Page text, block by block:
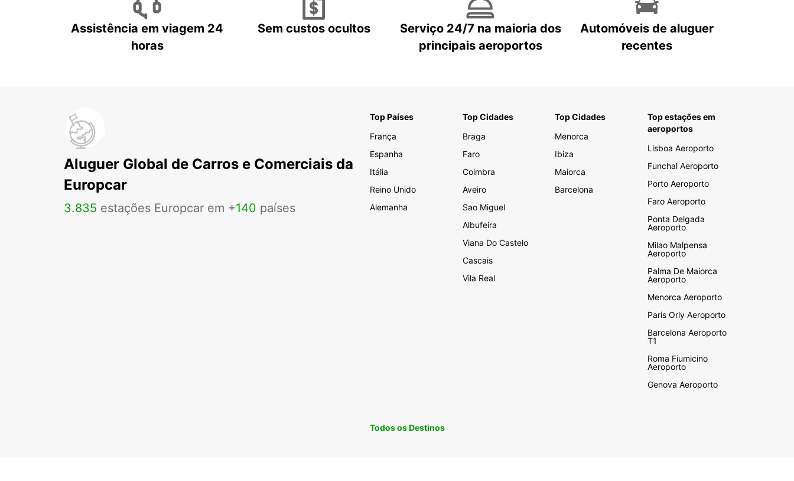
Assistência em viagem 24
horas
Sem custos ocultos
Serviço 24/7 na maioria dos
principais aeroportos
Automóveis de aluguer
recentes
Aluguer Global de Carros e Comerciais da
Europcar
3.835 estações Europcar em +140 países
Top Países
França
Espanha
Itália
Reino Unido
Alemanha
Top Cidades
Braga
Faro
Coimbra
Aveiro
Sao Miguel
Albufeira
Viana Do Castelo
Cascais
Vila Real
Top Cidades
Menorca
Ibiza
Maiorca
Barcelona
Top estações em
aeroportos
Lisboa Aeroporto
Funchal Aeroporto
Porto Aeroporto
Faro Aeroporto
Ponta Delgada
Aeroporto
Milao Malpensa
Aeroporto
Palma De Maiorca
Aeroporto
Menorca Aeroporto
Paris Orly Aeroporto
Barcelona Aeroporto
T1
Roma Fiumicino
Aeroporto
Genova Aeroporto
Todos os Destinos